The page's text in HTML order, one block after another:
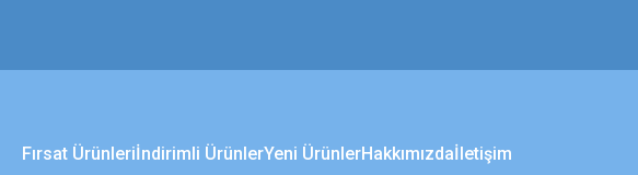
Fırsat Ürünleriİndirimli ÜrünlerYeni ÜrünlerHakkımızdaİletişim